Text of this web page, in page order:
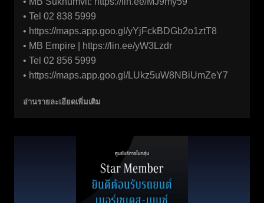
• Tel 02 838 5999
• https://maps.app.goo.gl/yYjFckBDGb2o1ztT8
• MB Empire |
https://lin.ee/yW3Lzdr
• Tel 02 856 5999
• https://maps.app.goo.gl/LUkz5uW8NBiUmZeY7
อ่านรายละเอียดเพิ่มเติม